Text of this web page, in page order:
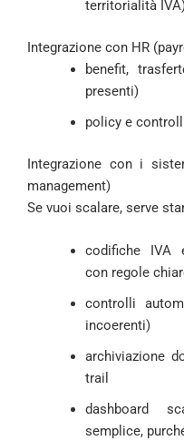
territorialità
Integrazione con HR
benefit,
presenti)
policy e
Integrazione con i
management)
Se vuoi scalare, serve
codifiche IVA
con regole
controlli
incoerenti)
archiviazione
trail
dashboard
semplice,